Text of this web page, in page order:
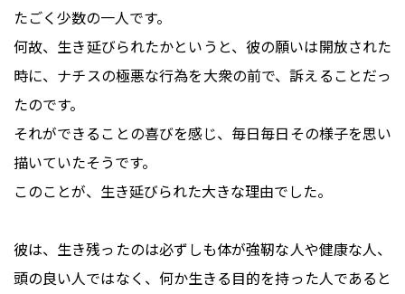
たごく少数の一人です。
何故、生き延びられたかというと、彼の願いは開放された
時に、ナチスの極悪な行為を大衆の前で、訴えることだっ
たのです。
それができることの喜びを感じ、毎日毎日その様子を思い
描いていたそうです。
このことが、生き延びられた大きな理由でした。
彼は、生き残ったのは必ずしも体が強靭な人や健康な人、
頭の良い人ではなく、何か生きる目的を持った人であると